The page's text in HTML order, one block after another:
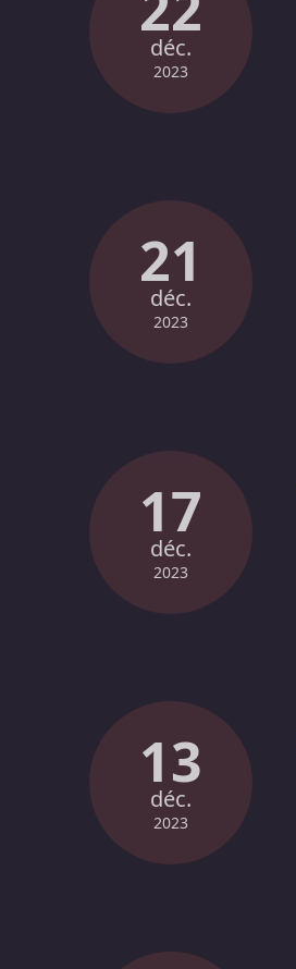
déc.
2023
21
déc.
2023
17
déc.
2023
13
déc.
2023